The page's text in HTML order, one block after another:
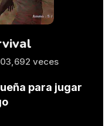
veces
para jugar